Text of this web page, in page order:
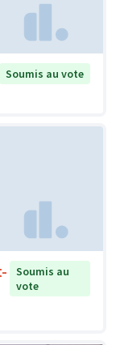
Soumis au vote
Soumis au
vote